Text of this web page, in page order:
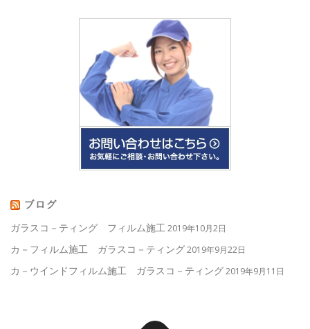
ブログ
ガラスコ－ティング フィルム施工2019年10月2日
カ－フィルム施工 ガラスコ－ティング2019年9月22日
カ－ウインドフィルム施工 ガラスコ－ティング2019年9月11日